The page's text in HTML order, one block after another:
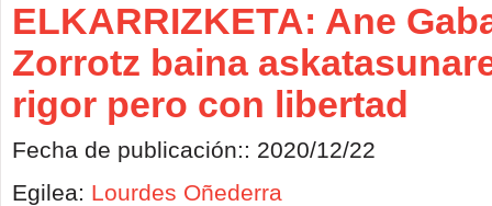
ELKARRIZKETA: Ane
Zorrotz baina
rigor pero con libertad
Fecha de publicación:: 2020/12/22
Egilea: Lourdes Oñederra